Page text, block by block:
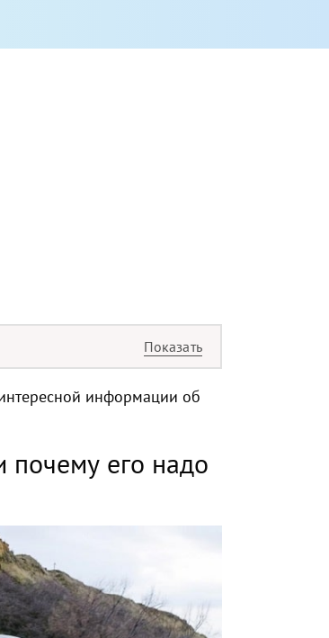
информации об
почему его надо